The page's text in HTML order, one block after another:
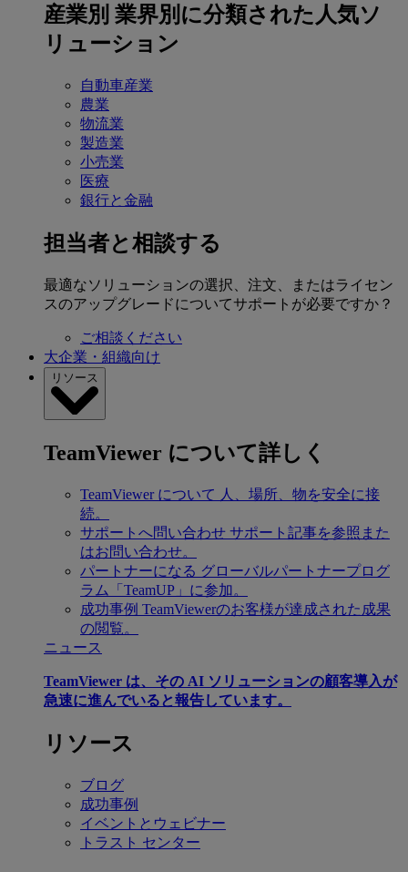
産業別 業界別に分類された人気ソ
リューション
自動車産業
農業
物流業
製造業
小売業
医療
銀行と金融
担当者と相談する
最適なソリューションの選択、注文、またはライセン
スのアップグレードについてサポートが必要ですか？
ご相談ください
大企業・組織向け
リソース
TeamViewer について詳しく
TeamViewer について 人、場所、物を安全に接
続。
サポートへ問い合わせ サポート記事を参照また
はお問い合わせ。
パートナーになる グローバルパートナープログ
ラム「TeamUP」に参加。
成功事例 TeamViewerのお客様が達成された成果
の閲覧。
ニュース
TeamViewer は、その AI ソリューションの顧客導入が
急速に進んでいると報告しています。
リソース
ブログ
成功事例
イベントとウェビナー
トラスト センター